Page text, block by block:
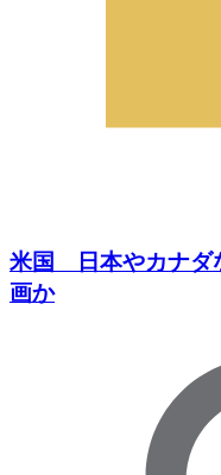
米国 日本やカナダ
画か